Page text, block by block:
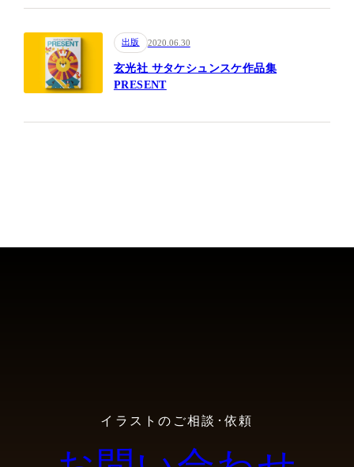
玄光社 サタケシュンスケ作品集
PRESENT
出版 2020.06.30
イラストのご相談･依頼